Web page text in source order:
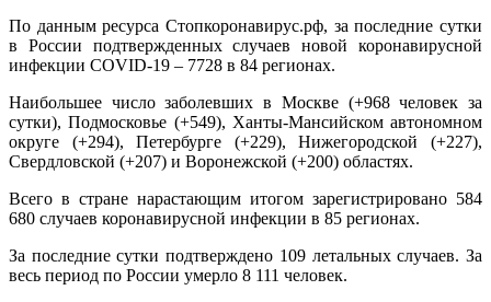
По данным ресурса Стопкоронавирус.рф, за последние сутки
в России подтвержденных случаев новой коронавирусной
инфекции COVID-19 – 7728 в 84 регионах.
Наибольшее число заболевших в Москве (+968 человек за
сутки), Подмосковье (+549), Ханты-Мансийском автономном
округе (+294), Петербурге (+229), Нижегородской (+227),
Свердловской (+207) и Воронежской (+200) областях.
Всего в стране нарастающим итогом зарегистрировано 584
680 случаев коронавирусной инфекции в 85 регионах.
За последние сутки подтверждено 109 летальных случаев. За
весь период по России умерло 8 111 человек.